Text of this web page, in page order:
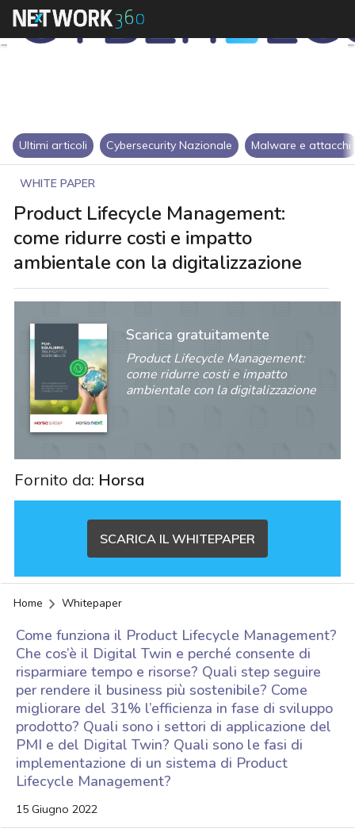
Ultimi articoli Cybersecurity Nazionale Malware e attacchi
WHITE PAPER
Product Lifecycle Management:
come ridurre costi e impatto
ambientale con la digitalizzazione
Scarica gratuitamente
Product Lifecycle Management:
come ridurre costi e impatto
ambientale con la digitalizzazione
Fornito da: Horsa
SCARICA IL WHITEPAPER
Home Whitepaper
Come funziona il Product Lifecycle Management?
Che cos’è il Digital Twin e perché consente di
risparmiare tempo e risorse? Quali step seguire
per rendere il business più sostenibile? Come
migliorare del 31% l’efficienza in fase di sviluppo
prodotto? Quali sono i settori di applicazione del
PMI e del Digital Twin? Quali sono le fasi di
implementazione di un sistema di Product
Lifecycle Management?
15 Giugno 2022